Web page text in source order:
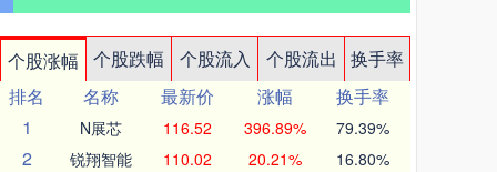
个股涨幅 个股跌幅 个股流入 个股流出
换手率
排名
名称 最新价 涨幅
换手率
1
N展芯 116.52 396.89% 79.39%
2 锐翔智能 110.02 20.21% 16.80%